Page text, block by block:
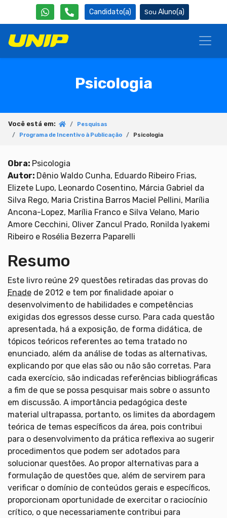
Candidato(a) Aluno(a)
Psicologia
Você está em:
Pesquisas
Programa de Incentivo à Publicação
Psicologia
Obra: Psicologia
Autor: Dênio Waldo Cunha, Eduardo Ribeiro Frias,
Elizete Lupo, Leonardo Cosentino, Márcia Gabriel da
Silva Rego, Maria Cristina Barros Maciel Pellini, Marília
Ancona-Lopez, Marília Franco e Silva Velano, Mario
Amore Cecchini, Oliver Zancul Prado, Ronilda Iyakemi
Ribeiro e Rosélia Bezerra Paparelli
Resumo
Este livro reúne 29 questões retiradas das provas do
Enade de 2012 e tem por finalidade apoiar o
desenvolvimento de habilidades e competências
exigidas dos egressos desse curso. Para cada questão
apresentada, há a exposição, de forma didática, de
tópicos teóricos referentes ao tema tratado no
enunciado, além da análise de todas as alternativas,
explicando por que elas são ou não são corretas. Para
cada exercício, são indicadas referências bibliográficas
a fim de que se possa pesquisar mais sobre o assunto
em discussão. A importância pedagógica deste
material ultrapassa, portanto, os limites da abordagem
teórica de temas específicos da área, pois contribui
para o desenvolvimento da prática reflexiva ao sugerir
procedimentos que podem ser adotados para
solucionar questões. Ao propor alternativas para a
formulação de questões que, além de servirem para
verificar o domínio de conteúdos gerais e específicos,
proporcionam oportunidade de exercitar o raciocínio
crítico, o que necessariamente contribui para